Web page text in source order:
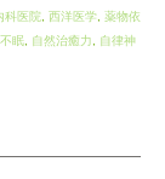
科医院 西洋医学 薬物依
不眠 自然治癒力
自律神